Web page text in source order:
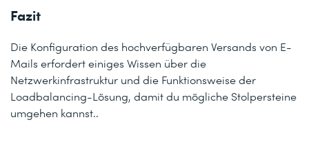
Fazit
Die Konfiguration des hochverfügbaren Versands von E-
Mails erfordert einiges Wissen über die
Netzwerkinfrastruktur und die Funktionsweise der
Loadbalancing-Lösung, damit du mögliche Stolpersteine
umgehen kannst..